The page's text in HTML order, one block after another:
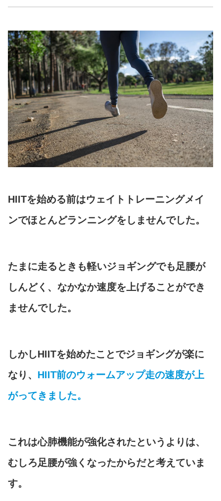
HIITを始める前はウェイトトレーニングメイ
ンでほとんどランニングをしませんでした。
たまに走るときも軽いジョギングでも足腰が
しんどく、なかなか速度を上げることができ
ませんでした。
しかしHIITを始めたことでジョギングが楽に
なり、 HIIT前のウォームアップ走の速度が上
がってきました。
これは心肺機能が強化されたというよりは、
むしろ足腰が強くなったからだと考えていま
す。